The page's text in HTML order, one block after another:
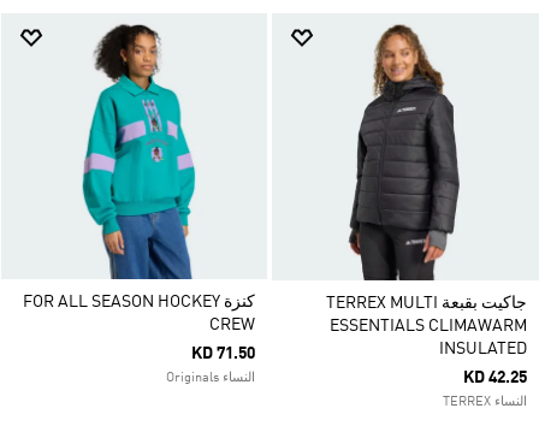
جاكيت بقبعة TERREX MULTI
ESSENTIALS CLIMAWARM
INSULATED
KD 42.25
النساء TERREX
كنزة FOR ALL SEASON HOCKEY
CREW
KD 71.50
النساء Originals